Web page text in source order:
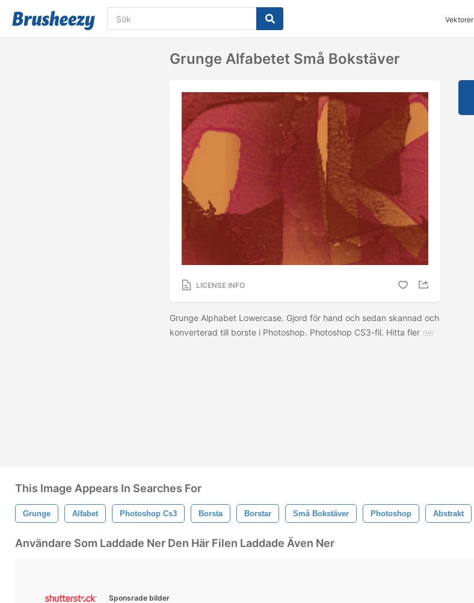
Vektorer
Grunge Alfabetet Små Bokstäver
LICENSE INFO
Grunge Alphabet Lowercase. Gjord för hand och sedan skannad och
konverterad till borste i Photoshop. Photoshop CS3-fil. Hitta fler
This Image Appears In Searches For
Grunge Alfabet Photoshop Cs3 Borsta Borstar Små Bokstäver Photoshop Abstrakt
Användare Som Laddade Ner Den Här Filen Laddade Även Ner
Sponsrade bilder